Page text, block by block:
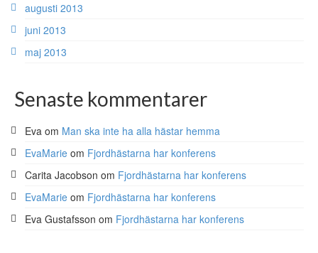
augusti 2013
juni 2013
maj 2013
Senaste kommentarer
Eva om Man ska inte ha alla hästar hemma
EvaMarie om Fjordhästarna har konferens
Carita Jacobson om Fjordhästarna har konferens
EvaMarie om Fjordhästarna har konferens
Eva Gustafsson om Fjordhästarna har konferens